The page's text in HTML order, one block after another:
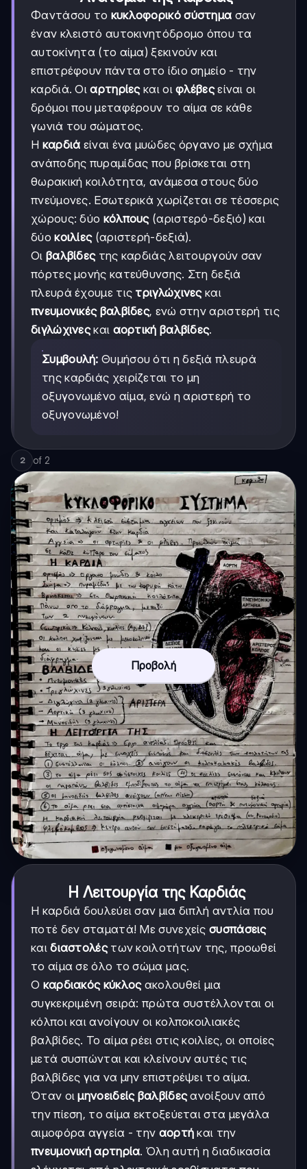
Φαντάσου το κυκλοφορικό σύστημα σαν
έναν κλειστό αυτοκινητόδρομο όπου τα
αυτοκίνητα (το αίμα) ξεκινούν και
επιστρέφουν πάντα στο ίδιο σημείο - την
καρδιά. Οιαρτηρίεςκαι οιφλέβεςείναι οι
δρόμοι που μεταφέρουν το αίμα σε κάθε
γωνιά του σώματος.
Η καρδιά είναι ένα μυώδες όργανο με σχήμα
ανάποδης πυραμίδας που βρίσκεται στη
θωρακική κοιλότητα, ανάμεσα στους δύο
πνεύμονες. Εσωτερικά χωρίζεται σε τέσσερις
χώρους: δύο κόλπους(αριστερό-δεξιό) και
δύοκοιλίες(αριστερή-δεξιά).
Οι βαλβίδεςτης καρδιάς λειτουργούν σαν
πόρτες μονής κατεύθυνσης. Στη δεξιά
πλευρά έχουμε τις τριγλώχινεςκαι
πνευμονικές βαλβίδες, ενώ στην αριστερή τις
διγλώχινεςκαι αορτική βαλβίδες.
Συμβουλή: Θυμήσου ότι η δεξιά πλευρά
της καρδιάς χειρίζεται το μη
οξυγονωμένο αίμα, ενώ η αριστερή το
οξυγονωμένο!
2 of 2
Προβολή
Η Λειτουργία της Καρδιάς
Η καρδιά δουλεύει σαν μια διπλή αντλία που
ποτέ δεν σταματά! Με συνεχείςσυσπάσεις
καιδιαστολέςτων κοιλοτήτων της, προωθεί
το αίμα σε όλο το σώμα μας.
Ο καρδιακός κύκλοςακολουθεί μια
συγκεκριμένη σειρά: πρώτα συστέλλονται οι
κόλποι και ανοίγουν οι κολποκοιλιακές
βαλβίδες. Το αίμα ρέει στις κοιλίες, οι οποίες
μετά συσπώνται και κλείνουν αυτές τις
βαλβίδες για να μην επιστρέψει το αίμα.
Όταν οιμηνοειδείς βαλβίδεςανοίξουν από
την πίεση, το αίμα εκτοξεύεται στα μεγάλα
αιμοφόρα αγγεία - την αορτή και την
πνευμονική αρτηρία. Όλη αυτή η διαδικασία